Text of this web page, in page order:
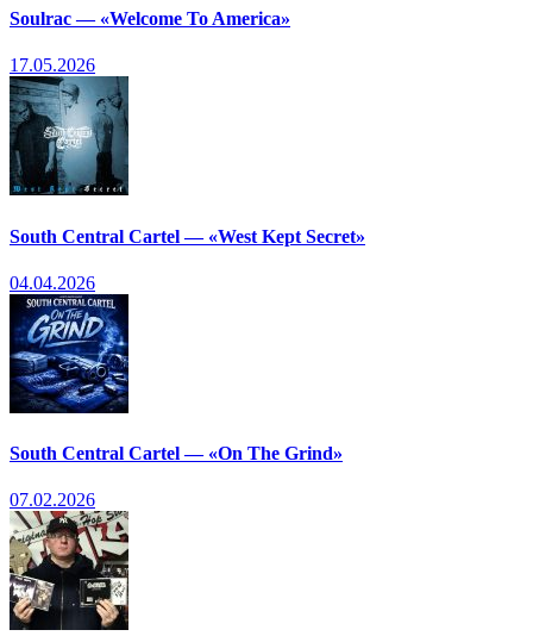
Soulrac — «Welcome To America»
17.05.2026
South Central Cartel — «West Kept Secret»
04.04.2026
South Central Cartel — «On The Grind»
07.02.2026